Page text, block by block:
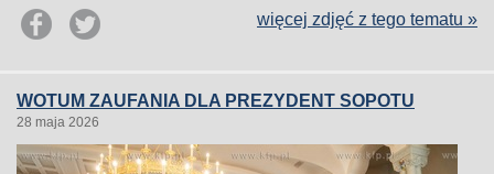
więcej zdjęć z tego tematu »
WOTUM ZAUFANIA DLA PREZYDENT SOPOTU
28 maja 2026